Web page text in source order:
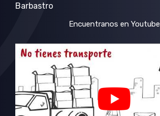
Barbastro
Encuentranos en Youtube